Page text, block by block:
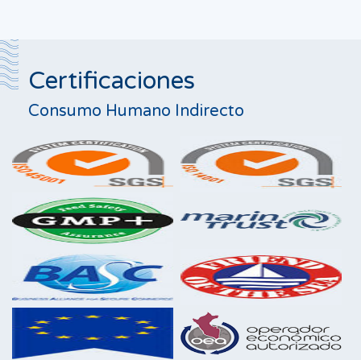
Certificaciones
Consumo Humano Indirecto